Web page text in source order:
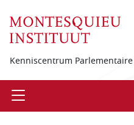
Kenniscentrum
Open